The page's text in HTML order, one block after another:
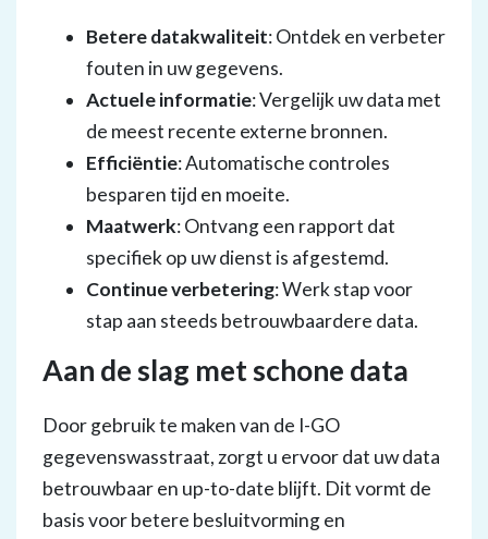
Betere datakwaliteit: Ontdek en verbeter
fouten in uw gegevens.
Actuele informatie: Vergelijk uw data met
de meest recente externe bronnen.
Efficiëntie: Automatische controles
besparen tijd en moeite.
Maatwerk: Ontvang een rapport dat
specifiek op uw dienst is afgestemd.
Continue verbetering: Werk stap voor
stap aan steeds betrouwbaardere data.
Aan de slag met schone data
Door gebruik te maken van de I-GO
gegevenswasstraat, zorgt u ervoor dat uw data
betrouwbaar en up-to-date blijft. Dit vormt de
basis voor betere besluitvorming en